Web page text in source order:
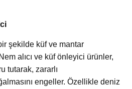
şekilde küf ve mantar
alıcı ve küf önleyici ürünler,
tutarak, zararlı
engeller. Özellikle deniz